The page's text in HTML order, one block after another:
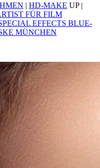
| HD-MAKE UP |
FÜR FILM
EFFECTS BLUE-
MÜNCHEN